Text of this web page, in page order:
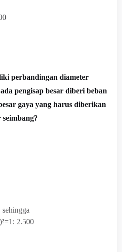
perbandingan diameter
pengisap besar diberi beban
gaya yang harus diberikan
2.500